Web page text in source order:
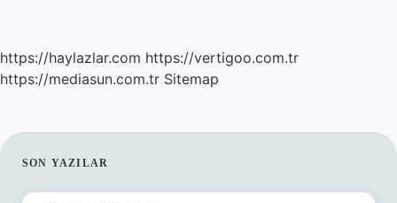
https://haylazlar.com https://vertigoo.com.tr
https://mediasun.com.tr Sitemap
SIDEBAR
SON YAZILAR